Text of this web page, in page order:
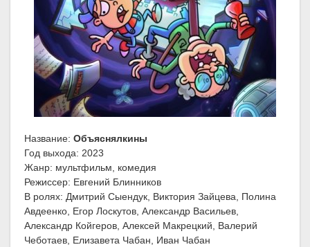
Название: Объяснялкины
Год выхода: 2023
Жанр: мультфильм, комедия
Режиссер: Евгений Блинников
В ролях: Дмитрий Сыендук, Виктория Зайцева, Полина
Авдеенко, Егор Лоскутов, Александр Васильев,
Александр Койгеров, Алексей Макрецкий, Валерий
Чеботаев, Елизавета Чабан, Иван Чабан